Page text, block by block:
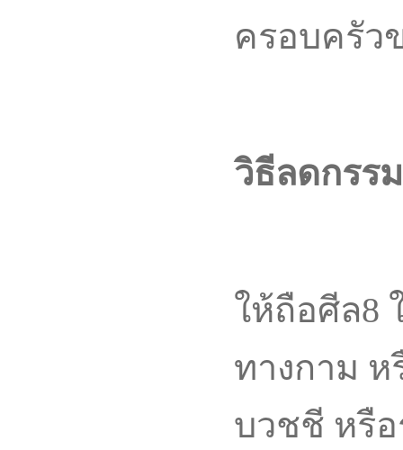
ครอบครัว
วิธีลดกรร
ให้ถือศีล8
ทางกาม
บวชชี หรื